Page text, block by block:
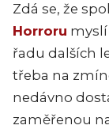
Zdá se, že
Horroru
řadu dalších
třeba na
nedávno
zaměřenou